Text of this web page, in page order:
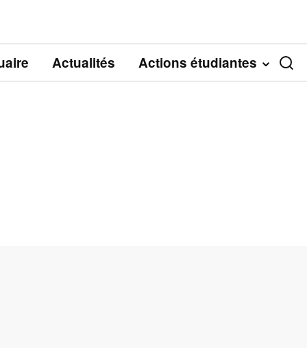
Actualités Actions étudiantes